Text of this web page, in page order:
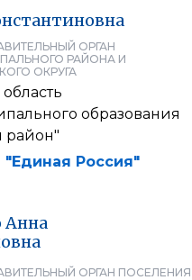
ОРГАН
РАЙОНА И
ОКРУГА
образования
район"
"Единая Россия"
Анна
ОРГАН ПОСЕЛЕНИЯ